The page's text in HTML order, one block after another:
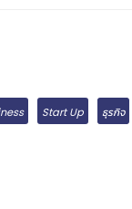
Start Up ธุรกิจ